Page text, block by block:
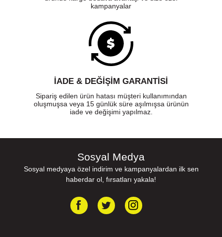
kampanyalar
İADE & DEĞİŞİM GARANTİSİ
Sipariş edilen ürün hatası müşteri kullanımından
oluşmuşsa veya 15 günlük süre aşılmışsa ürünün
iade ve değişimi yapılmaz.
Sosyal Medya
Sosyal medyaya özel indirim ve kampanyalardan ilk sen
haberdar ol, fırsatları yakala!